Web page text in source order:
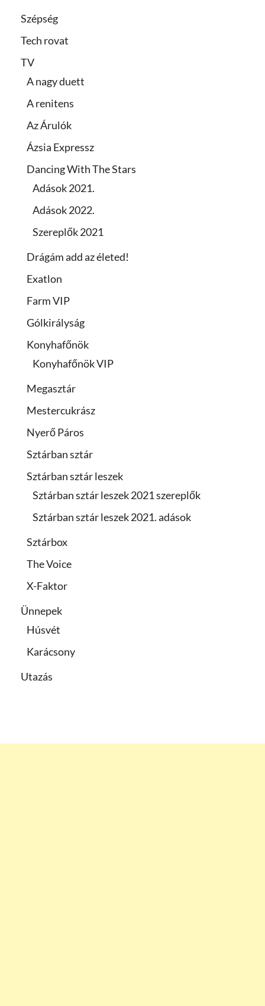
Szépség
Tech rovat
TV
A nagy duett
A renitens
Az Árulók
Ázsia Expressz
Dancing With The Stars
Adások 2021.
Adások 2022.
Szereplők 2021
Drágám add az életed!
Exatlon
Farm VIP
Gólkirályság
Konyhafőnök
Konyhafőnök VIP
Megasztár
Mestercukrász
Nyerő Páros
Sztárban sztár
Sztárban sztár leszek
Sztárban sztár leszek 2021 szereplők
Sztárban sztár leszek 2021. adások
Sztárbox
The Voice
X-Faktor
Ünnepek
Húsvét
Karácsony
Utazás